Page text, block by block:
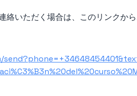
いただく場合は、このリンクから